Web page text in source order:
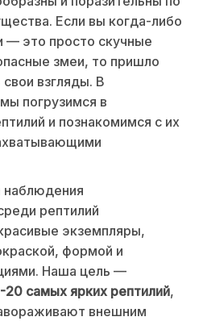
Если вы когда-либо
— это просто скучные
змеи, то пришло
взгляды. В
погрузимся в
и познакомимся с их
наблюдения
рептилий
экземпляры,
формой и
Наша цель —
20 самых ярких рептилий,
внешним